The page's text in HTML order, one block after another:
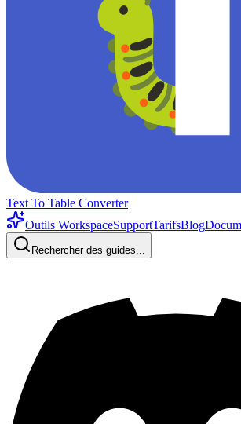
Text To Table Converter
Outils WorkspaceSupportTarifsBlog
Rechercher des guides...